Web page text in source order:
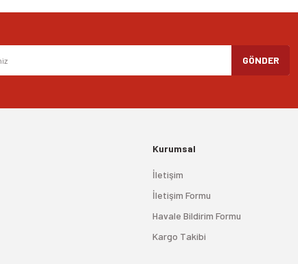
GÖNDER
Kurumsal
İletişim
İletişim Formu
Havale Bildirim Formu
Kargo Takibi